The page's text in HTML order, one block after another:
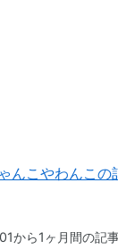
んこやわんこの
から1ヶ月間の記